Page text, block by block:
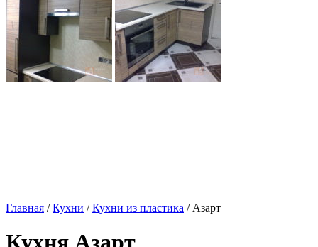
Главная /Кухни /Кухни из пластика / Азарт